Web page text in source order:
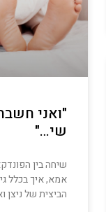
"ואני
שי…"
שיחה בין
אמא, איך בכלל
הביצית של ניצן